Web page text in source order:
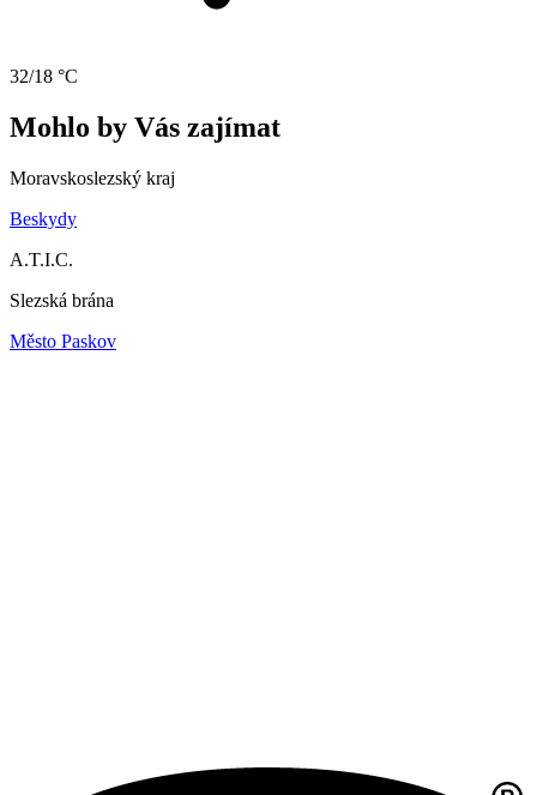
32/18 °C
Mohlo by Vás zajímat
Moravskoslezský kraj
Beskydy
A.T.I.C.
Slezská brána
Město Paskov